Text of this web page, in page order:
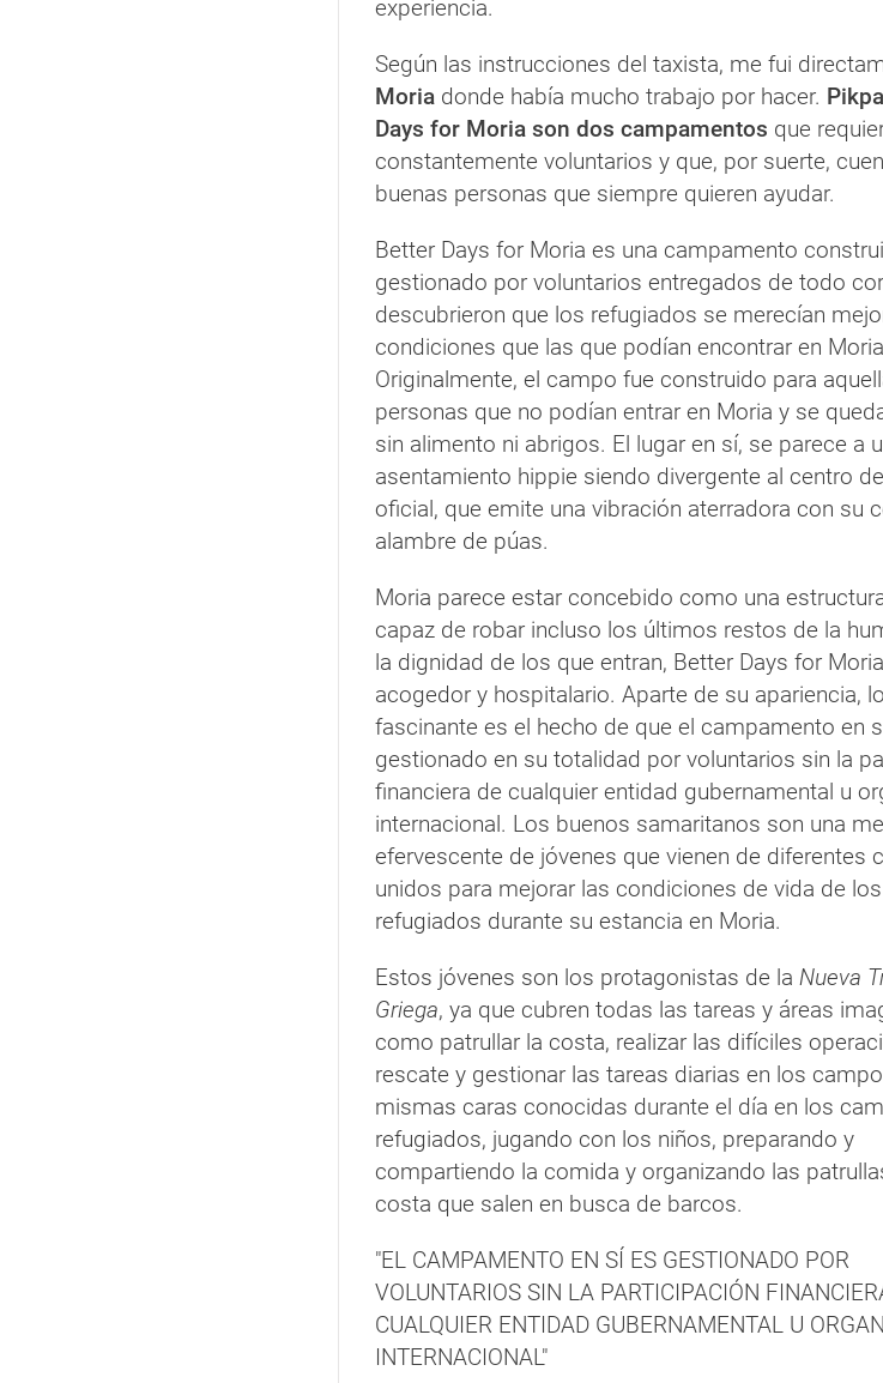
experiencia.
Según las instrucciones del taxista, me fui
Moria donde había mucho trabajo por hacer.
Days for Moria son dos campamentos que
constantemente voluntarios y que, por suerte,
buenas personas que siempre quieren ayudar.
Better Days for Moria es una campamento
gestionado por voluntarios entregados de todo
descubrieron que los refugiados se merecían
condiciones que las que podían encontrar en
Originalmente, el campo fue construido para
personas que no podían entrar en Moria y se
sin alimento ni abrigos. El lugar en sí, se parece a
asentamiento hippie siendo divergente al centro
oficial, que emite una vibración aterradora con su
alambre de púas.
Moria parece estar concebido como una
capaz de robar incluso los últimos restos de la
la dignidad de los que entran, Better Days for
acogedor y hospitalario. Aparte de su apariencia,
fascinante es el hecho de que el campamento en
gestionado en su totalidad por voluntarios sin la
financiera de cualquier entidad gubernamental u
internacional. Los buenos samaritanos son una
efervescente de jóvenes que vienen de diferentes
unidos para mejorar las condiciones de vida de los
refugiados durante su estancia en Moria.
Estos jóvenes son los protagonistas de la Nueva
Griega, ya que cubren todas las tareas y áreas
como patrullar la costa, realizar las difíciles
rescate y gestionar las tareas diarias en los
mismas caras conocidas durante el día en los
refugiados, jugando con los niños, preparando y
compartiendo la comida y organizando las
costa que salen en busca de barcos.
"EL CAMPAMENTO EN SÍ ES GESTIONADO POR
VOLUNTARIOS SIN LA PARTICIPACIÓN
CUALQUIER ENTIDAD GUBERNAMENTAL U
INTERNACIONAL"